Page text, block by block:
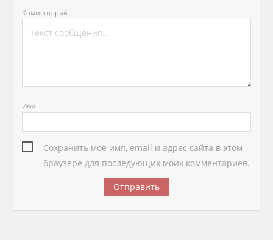
Комментарий
Имя
Сохранить моё имя, email и адрес сайта в этом
браузере для последующих моих комментариев.